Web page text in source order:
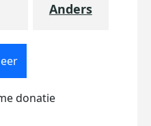
Anders
donatie